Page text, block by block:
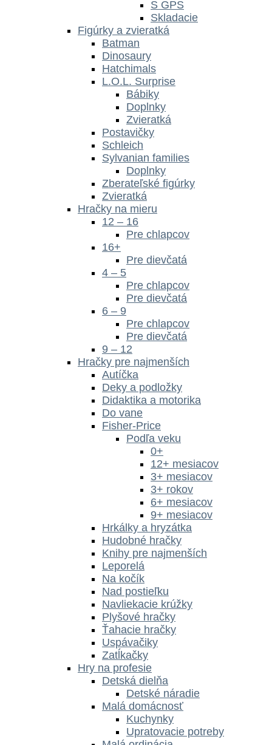
S GPS
Skladacie
Figúrky a zvieratká
Batman
Dinosaury
Hatchimals
L.O.L. Surprise
Bábiky
Doplnky
Zvieratká
Postavičky
Schleich
Sylvanian families
Doplnky
Zberateľské figúrky
Zvieratká
Hračky na mieru
12 – 16
Pre chlapcov
16+
Pre dievčatá
4 – 5
Pre chlapcov
Pre dievčatá
6 – 9
Pre chlapcov
Pre dievčatá
9 – 12
Hračky pre najmenších
Autíčka
Deky a podložky
Didaktika a motorika
Do vane
Fisher-Price
Podľa veku
0+
12+ mesiacov
3+ mesiacov
3+ rokov
6+ mesiacov
9+ mesiacov
Hrkálky a hryzátka
Hudobné hračky
Knihy pre najmenších
Leporelá
Na kočík
Nad postieľku
Navliekacie krúžky
Plyšové hračky
Ťahacie hračky
Uspávačiky
Zatĺkačky
Hry na profesie
Detská dielňa
Detské náradie
Malá domácnosť
Kuchynky
Upratovacie potreby